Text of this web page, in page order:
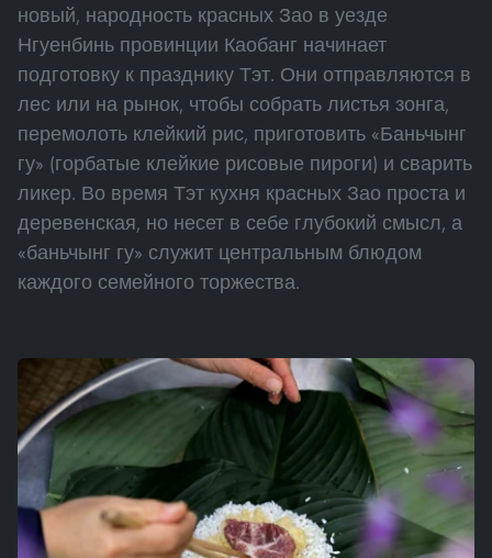
новый, народность красных Зао в уезде
Нгуенбинь провинции Каобанг начинает
подготовку к празднику Тэт. Они отправляются в
лес или на рынок, чтобы собрать листья зонга,
перемолоть клейкий рис, приготовить «Баньчынг
гу» (горбатые клейкие рисовые пироги) и сварить
ликер. Во время Тэт кухня красных Зао проста и
деревенская, но несет в себе глубокий смысл, а
«баньчынг гу» служит центральным блюдом
каждого семейного торжества.